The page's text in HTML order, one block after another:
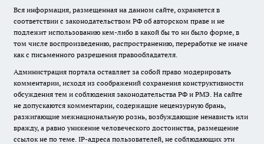
Вся информация, размещенная на данном сайте, охраняется в
соответствии с законодательством РФ об авторском праве и не
подлежит использованию кем-либо в какой бы то ни было форме, в
том числе воспроизведению, распространению, переработке не иначе
как с письменного разрешения правообладателя.
Администрация портала оставляет за собой право модерировать
комментарии, исходя из соображений сохранения конструктивности
обсуждения тем и соблюдения законодательства РФ и РМЭ. На сайте
не допускаются комментарии, содержащие нецензурную брань,
разжигающие межнациональную рознь, возбуждающие ненависть или
вражду, а равно унижение человеческого достоинства, размещение
ссылок не по теме. IP-адреса пользователей, не соблюдающих эти